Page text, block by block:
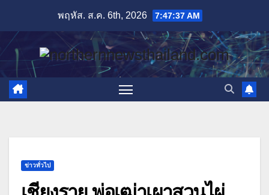
content
พฤหัส. ส.ค. 6th, 2026 7:47:39 AM
ข่าวทั่วไป